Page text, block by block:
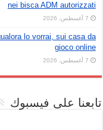
nei bisca ADM autorizzati
7 أغسطس، 2026
lo vorrai, sui casa da
gioco online
7 أغسطس، 2026
تابعنا على فيسبوك